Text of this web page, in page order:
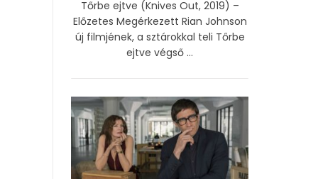
Tőrbe ejtve (Knives Out, 2019) –
Előzetes Megérkezett Rian Johnson
új filmjének, a sztárokkal teli Tőrbe
ejtve végső ...